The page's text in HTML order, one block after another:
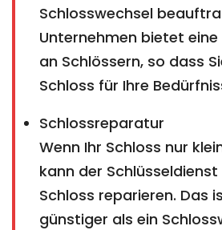
Schlosswechsel
Unternehmen bietet
an Schlössern, so dass
Schloss für Ihre
Schlossreparatur
Wenn Ihr Schloss nur
kann der
Schloss reparieren. Das
günstiger als ein